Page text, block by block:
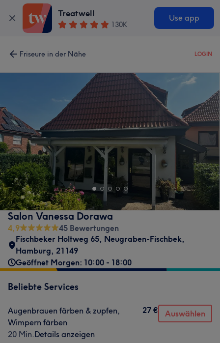
Treatwell
130K
Use app
Friseure in der Nähe LOGIN
Salon Vanessa Dorawa
4,9
45 Bewertungen
Fischbeker Holtweg 65, Neugraben-Fischbek,
Hamburg, 21149
Geöffnet Morgen: 10:00 - 18:00
Beliebte Services
Augenbrauen färben & zupfen,
Wimpern färben
20 Min.Details anzeigen
27 € Auswählen